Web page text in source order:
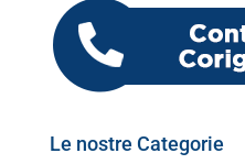
k
ai
l
Le nostre Categorie